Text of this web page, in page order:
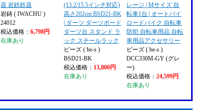
器 岩鉄鉄器
岩鋳 ( IWACHU )
24012
税込価格：6,798円
在庫あり
(13.2/15.5インチ対応)
高さ202cm BSD21-BK
| ダーツ ダーツボード
ダーツ台 スタンド ラ
ック スチールラック
ビーズ ( be-s )
BSD21-BK
税込価格： 13,800円
在庫あり
レージ | Mサイズ 自
転車1台 | オートバイ
ロードバイク 自転車
防犯 自転車用品 自転
車用品アクセサリー
ビーズ ( be-s )
DCC330M-GY (グレ
ー)
税込価格：24,599円
在庫あり